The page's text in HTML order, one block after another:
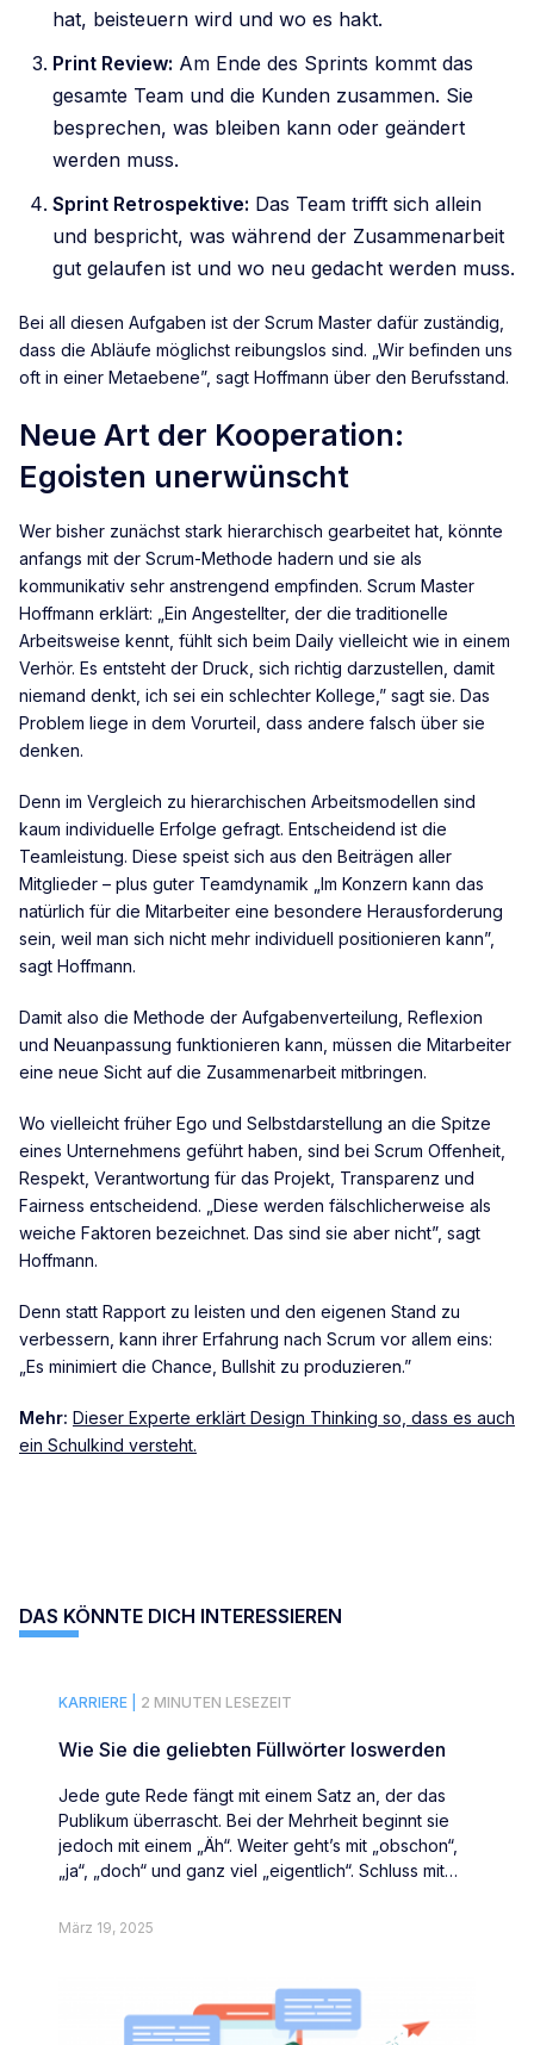
hat, beisteuern wird und wo es hakt.
Print Review: Am Ende des Sprints kommt das
gesamte Team und die Kunden zusammen. Sie
besprechen, was bleiben kann oder geändert
werden muss.
Sprint Retrospektive: Das Team trifft sich allein
und bespricht, was während der Zusammenarbeit
gut gelaufen ist und wo neu gedacht werden muss.
Bei all diesen Aufgaben ist der Scrum Master dafür zuständig,
dass die Abläufe möglichst reibungslos sind. „Wir befinden uns
oft in einer Metaebene”, sagt Hoffmann über den Berufsstand.
Neue Art der Kooperation:
Egoisten unerwünscht
Wer bisher zunächst stark hierarchisch gearbeitet hat, könnte
anfangs mit der Scrum-Methode hadern und sie als
kommunikativ sehr anstrengend empfinden. Scrum Master
Hoffmann erklärt: „Ein Angestellter, der die traditionelle
Arbeitsweise kennt, fühlt sich beim Daily vielleicht wie in einem
Verhör. Es entsteht der Druck, sich richtig darzustellen, damit
niemand denkt, ich sei ein schlechter Kollege,” sagt sie. Das
Problem liege in dem Vorurteil, dass andere falsch über sie
denken.
Denn im Vergleich zu hierarchischen Arbeitsmodellen sind
kaum individuelle Erfolge gefragt. Entscheidend ist die
Teamleistung. Diese speist sich aus den Beiträgen aller
Mitglieder – plus guter Teamdynamik „Im Konzern kann das
natürlich für die Mitarbeiter eine besondere Herausforderung
sein, weil man sich nicht mehr individuell positionieren kann”,
sagt Hoffmann.
Damit also die Methode der Aufgabenverteilung, Reflexion
und Neuanpassung funktionieren kann, müssen die Mitarbeiter
eine neue Sicht auf die Zusammenarbeit mitbringen.
Wo vielleicht früher Ego und Selbstdarstellung an die Spitze
eines Unternehmens geführt haben, sind bei Scrum Offenheit,
Respekt, Verantwortung für das Projekt, Transparenz und
Fairness entscheidend. „Diese werden fälschlicherweise als
weiche Faktoren bezeichnet. Das sind sie aber nicht”, sagt
Hoffmann.
Denn statt Rapport zu leisten und den eigenen Stand zu
verbessern, kann ihrer Erfahrung nach Scrum vor allem eins:
„Es minimiert die Chance, Bullshit zu produzieren.”
Mehr: Dieser Experte erklärt Design Thinking so, dass es auch
ein Schulkind versteht.
DAS KÖNNTE DICH INTERESSIEREN
KARRIERE | 2 MINUTEN LESEZEIT
Wie Sie die geliebten Füllwörter loswerden
Jede gute Rede fängt mit einem Satz an, der das
Publikum überrascht. Bei der Mehrheit beginnt sie
jedoch mit einem „Äh“. Weiter geht’s mit „obschon“,
„ja“, „doch“ und ganz viel „eigentlich“. Schluss mit
März 19, 2025